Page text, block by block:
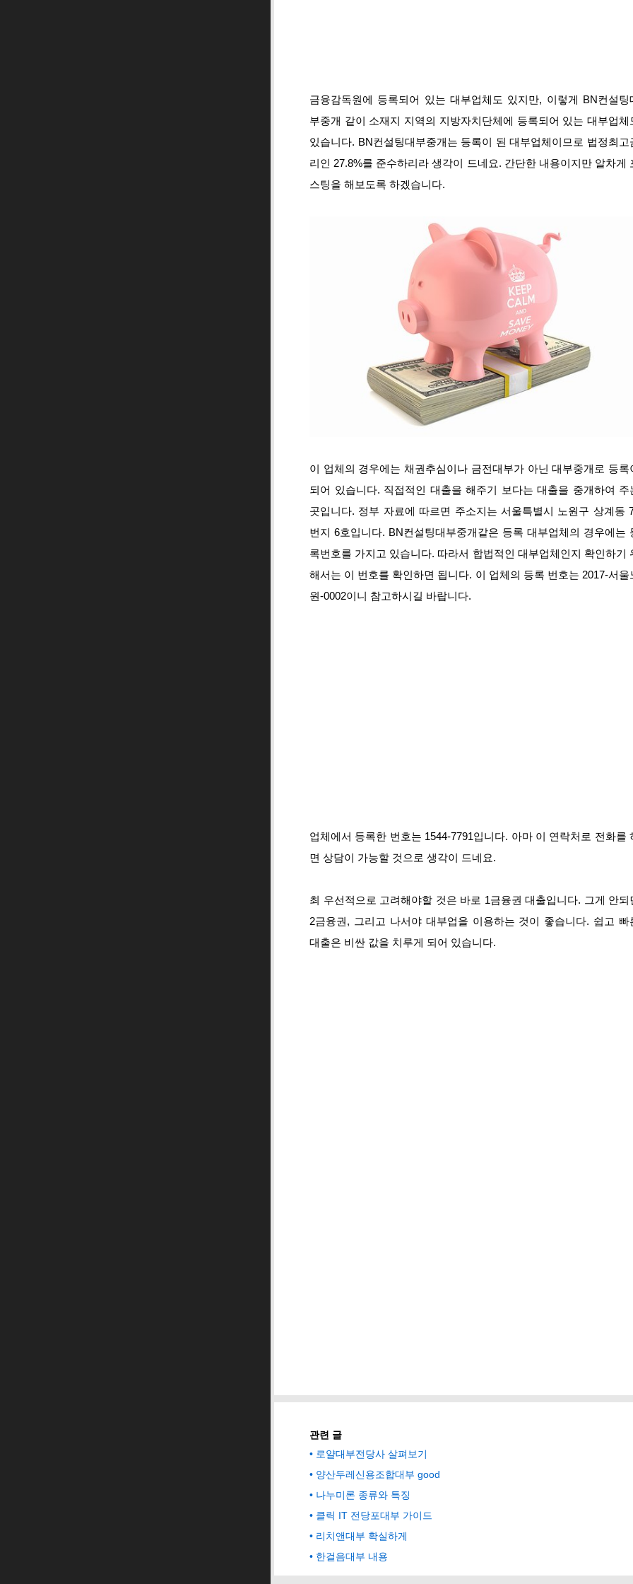
금융감독원에 등록되어 있는 대부업체도 있지만, 이렇게 BN컨설팅
부중개 같이 소재지 지역의 지방자치단체에 등록되어 있는 대부업체
있습니다. BN컨설팅대부중개는 등록이 된 대부업체이므로 법정최고
리인 27.8%를 준수하리라 생각이 드네요. 간단한 내용이지만 알차게
스팅을 해보도록 하겠습니다.
이 업체의 경우에는 채권추심이나 금전대부가 아닌 대부중개로 등록
되어 있습니다. 직접적인 대출을 해주기 보다는 대출을 중개하여 주
곳입니다. 정부 자료에 따르면 주소지는 서울특별시 노원구 상계동
번지 6호입니다. BN컨설팅대부중개같은 등록 대부업체의 경우에는
록번호를 가지고 있습니다. 따라서 합법적인 대부업체인지 확인하기
해서는 이 번호를 확인하면 됩니다. 이 업체의 등록 번호는 2017-서울
원-0002이니 참고하시길 바랍니다.
업체에서 등록한 번호는 1544-7791입니다. 아마 이 연락처로 전화를
면 상담이 가능할 것으로 생각이 드네요.
최 우선적으로 고려해야할 것은 바로 1금융권 대출입니다. 그게 안되
2금융권, 그리고 나서야 대부업을 이용하는 것이 좋습니다. 쉽고 빠
대출은 비싼 값을 치루게 되어 있습니다.
관련 글
로얄대부전당사 살펴보기
양산두레신용조합대부 good
나누미론 종류와 특징
클릭 IT 전당포대부 가이드
리치앤대부 확실하게
한걸음대부 내용